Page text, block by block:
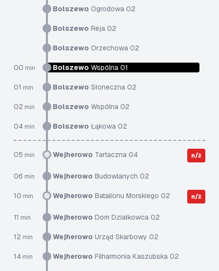
Bolszewo Ogrodowa 02
Bolszewo Reja 02
Bolszewo Orzechowa 02
00 min Bolszewo Wspólna 01
01 min Bolszewo Słoneczna 02
02 min Bolszewo Wspólna 02
04 min Bolszewo Łąkowa 02
05 min Wejherowo Tartaczna 04 n/ż
06 min Wejherowo Budowlanych 02
10 min Wejherowo Batalionu Morskiego 02 n/ż
11 min Wejherowo Dom Działkowca 02
12 min Wejherowo Urząd Skarbowy 02
14 min Wejherowo Filharmonia Kaszubska 02